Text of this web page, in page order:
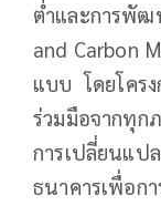
ต่ำและการพัฒ
and Carbon
แบบ โดยโคร
ร่วมมือจากทุก
การเปลี่ยนแป
ธนาคารเพื่อก